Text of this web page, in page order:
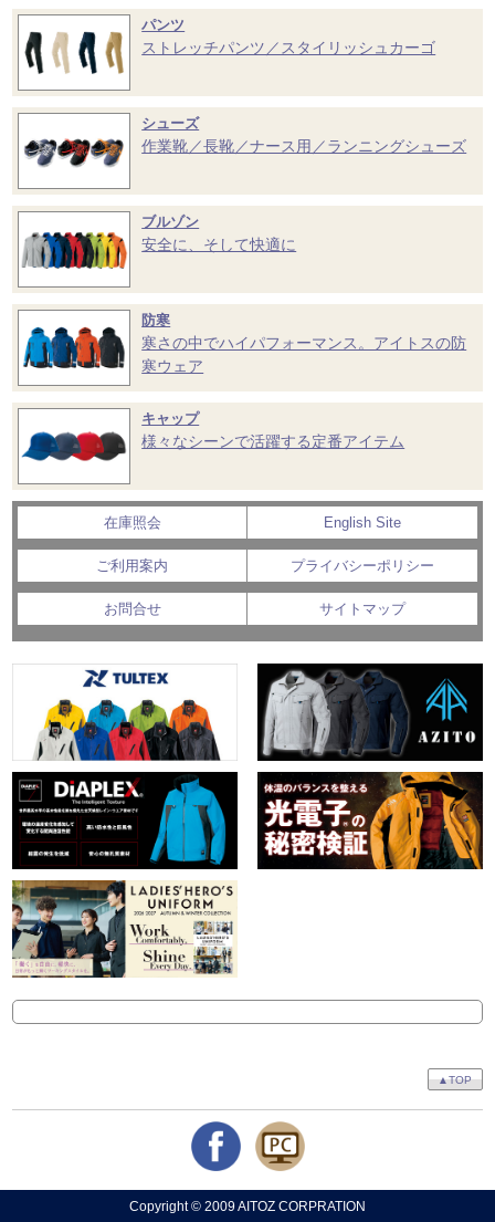
パンツ
ストレッチパンツ／スタイリッシュカーゴ
シューズ
作業靴／長靴／ナース用／ランニングシューズ
ブルゾン
安全に、そして快適に
防寒
寒さの中でハイパフォーマンス。アイトスの防
寒ウェア
キャップ
様々なシーンで活躍する定番アイテム
在庫照会 English Site
ご利用案内 プライバシーポリシー
お問合せ サイトマップ
▲TOP
Copyright © 2009 AITOZ CORPRATION